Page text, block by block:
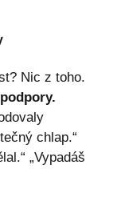
Nic z toho.
chlap.“
„Vypadáš